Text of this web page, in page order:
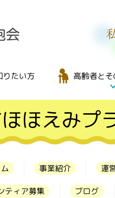
りたい方 高齢者と
ほえみプ
事業紹介 運
ティア募集 ブログ